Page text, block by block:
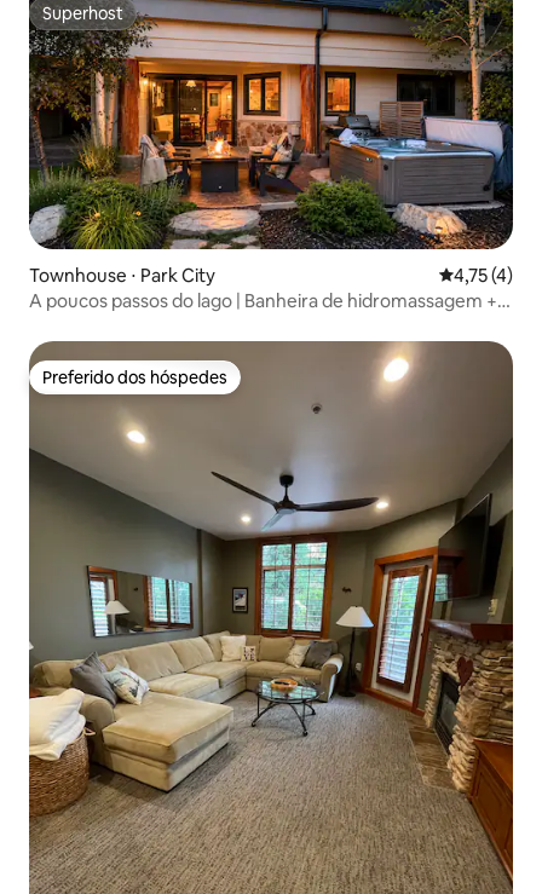
Superhost
Superhost
Townhouse ⋅ Park City 4,75 de
4,75 (4)
A poucos passos do lago | Banheira de hidromassagem +
Preferido dos hóspedes
Preferido dos hóspedes